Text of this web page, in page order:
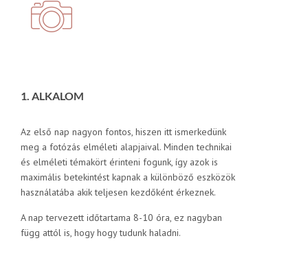
1. ALKALOM
Az első nap nagyon fontos, hiszen itt ismerkedünk
meg a fotózás elméleti alapjaival. Minden technikai
és elméleti témakört érinteni fogunk, így azok is
maximális betekintést kapnak a különböző eszközök
használatába akik teljesen kezdőként érkeznek.
A nap tervezett időtartama 8-10 óra, ez nagyban
függ attól is, hogy hogy tudunk haladni.